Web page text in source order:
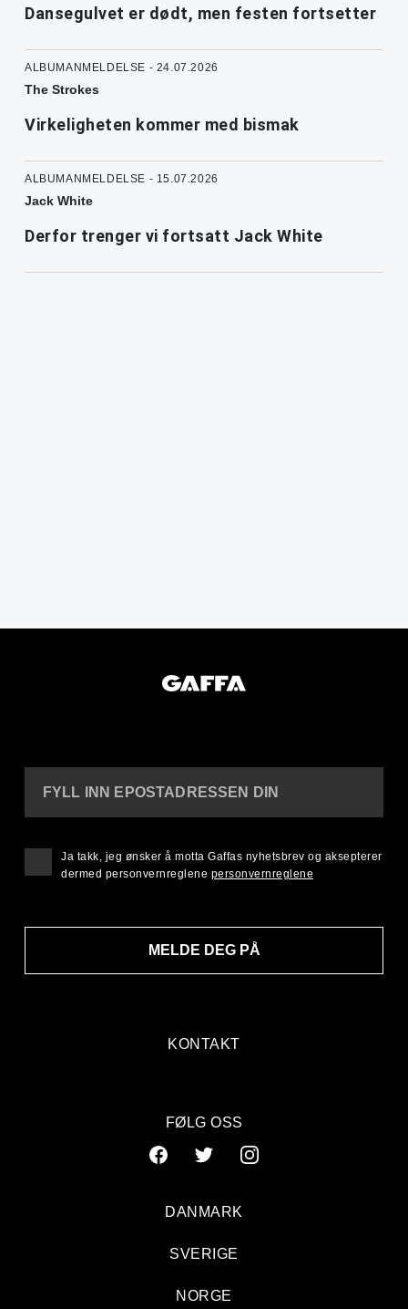
Dansegulvet er dødt, men festen fortsetter
ALBUMANMELDELSE - 24.07.2026
The Strokes
Virkeligheten kommer med bismak
ALBUMANMELDELSE - 15.07.2026
Jack White
Derfor trenger vi fortsatt Jack White
KONTAKT
FYLL INN EPOSTADRESSEN DIN
MELDE DEG PÅ
Ja takk, jeg ønsker å motta Gaffas nyhetsbrev og aksepterer
dermed personvernreglene personvernreglene
FØLG OSS
DANMARK
SVERIGE
NORGE